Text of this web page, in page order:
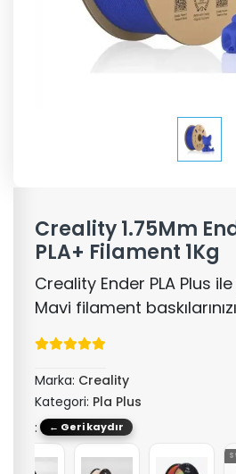
Creality 1.75Mm
PLA+ Filament 1Kg
Creality Ender PLA Plus
Mavi filament
Marka: Creality
Kategori: Pla Plus
: Mavi← Geri kaydır